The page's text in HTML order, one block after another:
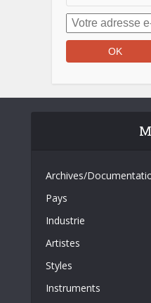
Archives/
Pays
Industrie
Artistes
Styles
Instruments